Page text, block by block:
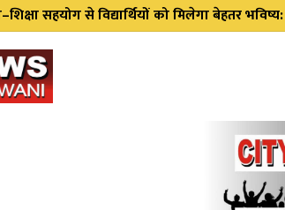
ने भारी वर्षा को देखते हुए हाई अलर्ट पर रहने के